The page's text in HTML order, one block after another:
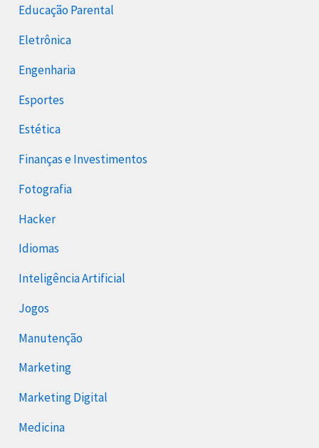
Educação Parental
Eletrônica
Engenharia
Esportes
Estética
Finanças e Investimentos
Fotografia
Hacker
Idiomas
Inteligência Artificial
Jogos
Manutenção
Marketing
Marketing Digital
Medicina